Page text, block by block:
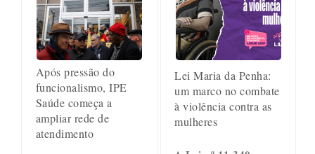
Após pressão do
funcionalismo, IPE
Saúde começa a
ampliar rede de
atendimento
Lei Maria da Penha:
um marco no combate
à violência contra as
mulheres